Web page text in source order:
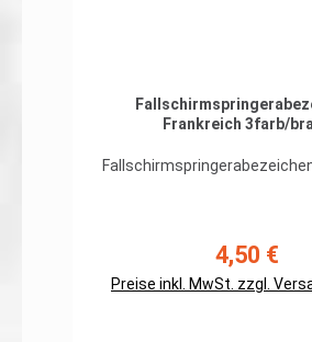
Frankreich 3farb/
Fallschirmspringerabezeichen
55mmPreis gilt für ein
auch mit Klett auf der
Regulärer
4,50 €
Preise inkl. MwSt. zzgl.